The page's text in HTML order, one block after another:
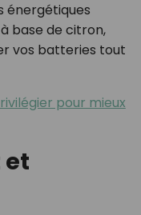
énergétiques
base de citron,
vos batteries tout
pour mieux
et